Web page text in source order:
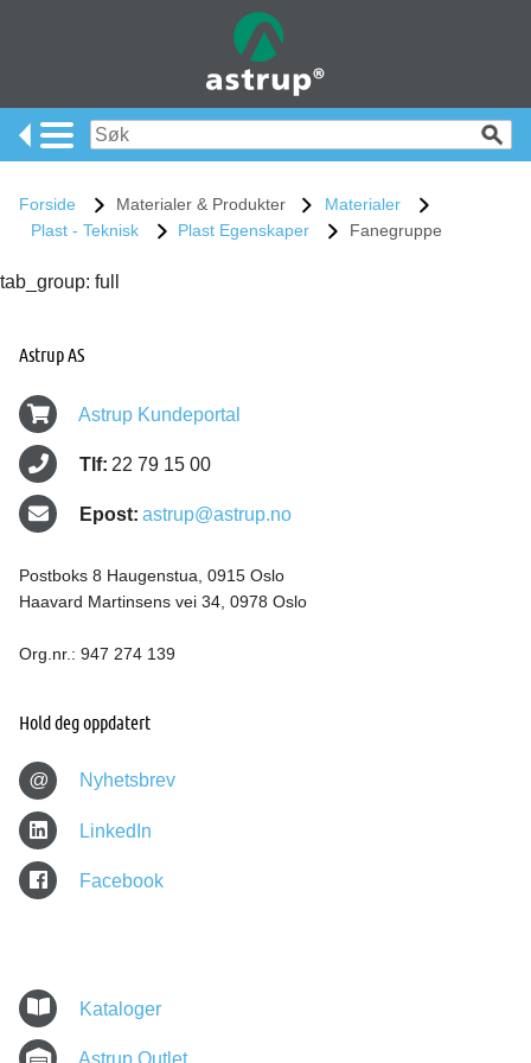
Forside Materialer & Produkter
Materialer
Plast - Teknisk
Plast Egenskaper Fanegruppe
tab_group: full
Astrup AS
Astrup Kundeportal
Tlf: 22 79 15 00
Epost: astrup@astrup.no
Postboks 8 Haugenstua, 0915 Oslo
Haavard Martinsens vei 34, 0978 Oslo
Org.nr.: 947 274 139
Hold deg oppdatert
@ Nyhetsbrev
LinkedIn
Facebook
Kataloger